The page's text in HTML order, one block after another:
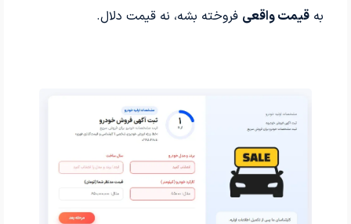
به قیمت واقعی فروخته بشه، نه قیمت دلال.